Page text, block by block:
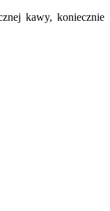
kawy, koniecznie